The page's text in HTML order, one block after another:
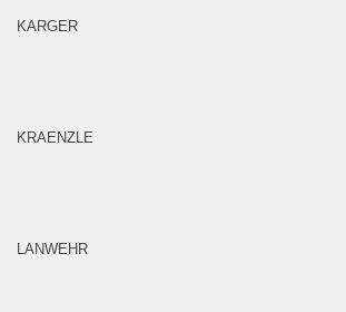
KARGER
KRAENZLE
LANWEHR